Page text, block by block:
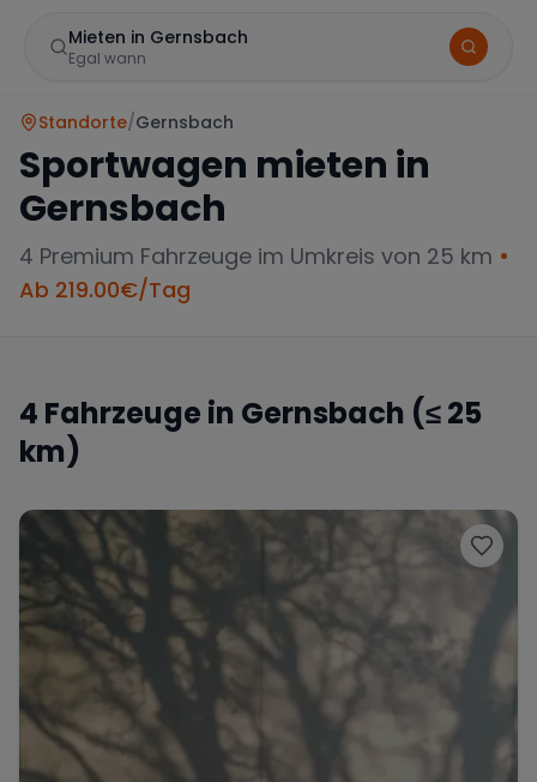
Mieten in Gernsbach
Egal wann
Porsche Lamborghini
McLaren
Wann
Zeitraum wählen
Standorte/Gernsbach
Sportwagen mieten in
Gernsbach
4 Premium Fahrzeuge im Umkreis von 25 km •
Ab 219.00€/Tag
4 Fahrzeuge in Gernsbach (≤ 25
km)